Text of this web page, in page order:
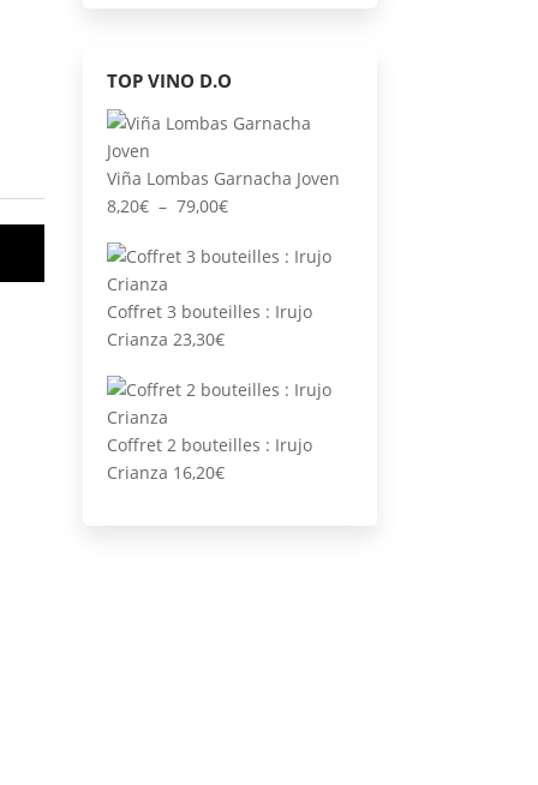
TOP VINO D.O
Viña Lombas Garnacha Joven
8,20€ – 79,00€Plage
prix :
à
Coffret 3 bouteilles : Irujo
Crianza 23,30€
Coffret 2 bouteilles : Irujo
Crianza 16,20€